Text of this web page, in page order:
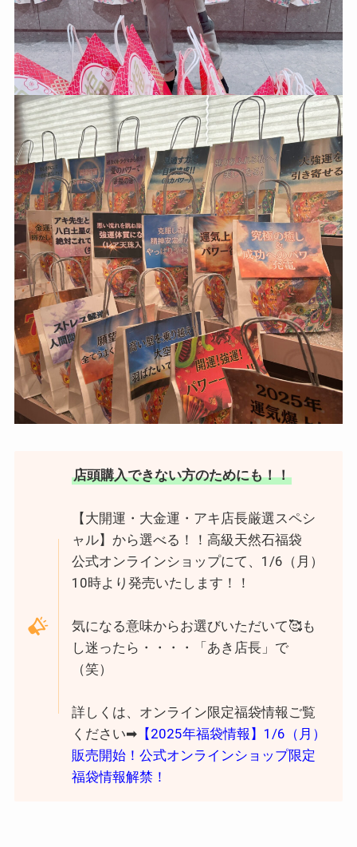
店頭購入できない方のためにも！！
【大開運・大金運・アキ店長厳選スペシ
ャル】から選べる！！高級天然石福袋
公式オンラインショップにて、1/6（月）
10時より発売いたします！！
気になる意味からお選びいただいて🥰も
し迷ったら・・・・「あき店長」で
（笑）
詳しくは、オンライン限定福袋情報ご覧
ください➡︎ 【2025年福袋情報】1/6（月）
販売開始！公式オンラインショップ限定
福袋情報解禁！